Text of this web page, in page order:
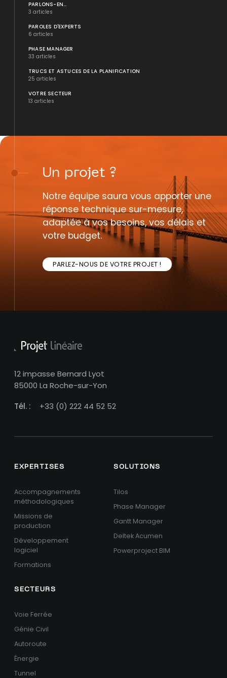
PARLONS-EN...
3 articles
PAROLES D'EXPERTS
6 articles
PHASE MANAGER
33 articles
TRUCS ET ASTUCES DE LA PLANIFICATION
25 articles
VOTRE SECTEUR
13 articles
Un projet ?
Notre équipe saura vous apporter une
réponse technique sur-mesure,
adaptée à vos besoins, vos délais et
votre budget.
PARLEZ-NOUS DE VOTRE PROJET !
12 impasse Bernard Lyot
85000 La Roche-sur-Yon
Tél. :
+33 (0) 222 44 52 52
EXPERTISES
Accompagnements
méthodologiques
Missions de
production
Développement
logiciel
Formations
SOLUTIONS
Tilos
Phase Manager
Gantt Manager
Deltek Acumen
Powerproject BIM
SECTEURS
Voie Ferrée
Génie Civil
Autoroute
Énergie
Tunnel